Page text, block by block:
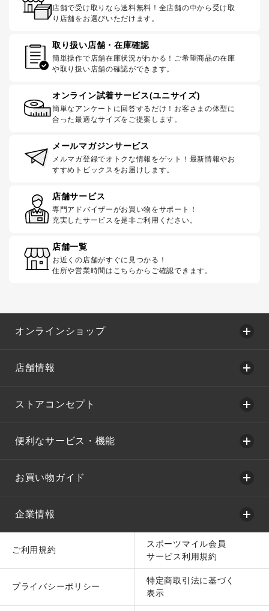
店舗で受け取りなら送料無料！全店舗の中から受け取
り店舗をお選びいただけます。
取り扱い店舗・在庫確認
簡単操作で店舗在庫状況がわかる！ご希望商品の在庫
や取り扱い店舗の確認ができます。
オンライン試着サービス(ユニサイズ)
簡単なアンケートに回答するだけ！お客さまの体型に
合った最適なサイズをご提案します。
メールマガジンサービス
メルマガ登録でオトクな情報をゲット！最新情報やお
すすめトピックスをお届けします。
店舗サービス
専門アドバイザーがお買い物をサポート！
充実したサービスを是非ご利用ください。
店舗一覧
お近くの店舗がすぐに見つかる！
住所や営業時間はこちらからご確認できます。
オンラインショップ
店舗情報
ストアコンセプト
便利なサービス・機能
お買い物ガイド
企業情報
ご利用規約
スポーツマイル会員
サービス利用規約
プライバシーポリシー
特定商取引法に基づく
表示